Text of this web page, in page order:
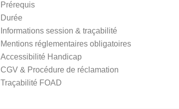
Prérequis
Durée
Informations session & traçabilité
Mentions réglementaires obligatoires
Accessibilité Handicap
CGV & Procédure de réclamation
Traçabilité FOAD